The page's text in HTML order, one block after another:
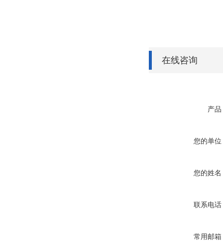
在线咨询
产品
您的单位
您的姓名
联系电话
常用邮箱